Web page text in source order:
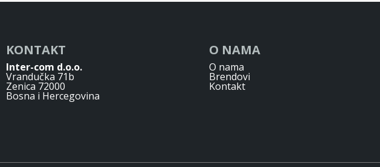
KONTAKT
Inter-com d.o.o.
Vrandučka 71b
Zenica 72000
Bosna i Hercegovina
O NAMA
O nama
Brendovi
Kontakt